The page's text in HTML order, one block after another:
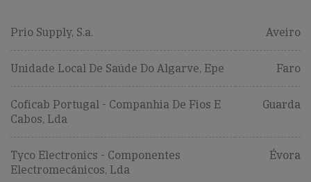
Prio Supply, S.a. Aveiro
Unidade Local De Saúde Do Algarve, Epe Faro
Coficab Portugal - Companhia De Fios E
Cabos, Lda
Guarda
Tyco Electronics - Componentes
Electromecânicos, Lda
Évora